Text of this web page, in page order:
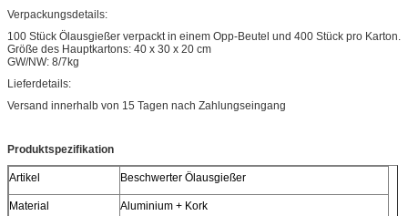
Verpackungsdetails:
100 Stück Ölausgießer verpackt in einem Opp-Beutel und 400 Stück pro Karton.
Größe des Hauptkartons: 40 x 30 x 20 cm
GW/NW: 8/7kg
Lieferdetails:
Versand innerhalb von 15 Tagen nach Zahlungseingang
Produktspezifikation
Artikel Beschwerter Ölausgießer
Material Aluminium + Kork